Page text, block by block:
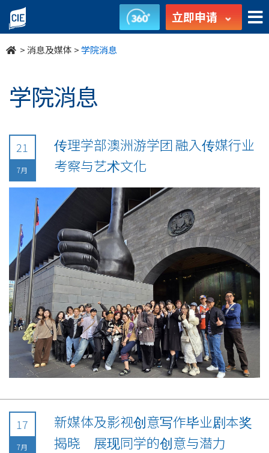
undefined 立即申请
>消息及媒体 >学院消息
学院消息
21
7月
传理学部澳洲游学团 融入传媒行业
考察与艺术文化
17
7月
新媒体及影视创意写作毕业剧本奖
揭晓 展现同学的创意与潜力